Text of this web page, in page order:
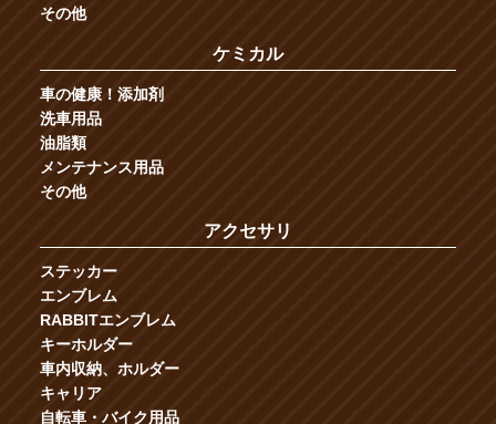
その他
ケミカル
車の健康！添加剤
洗車用品
油脂類
メンテナンス用品
その他
アクセサリ
ステッカー
エンブレム
RABBITエンブレム
キーホルダー
車内収納、ホルダー
キャリア
自転車・バイク用品